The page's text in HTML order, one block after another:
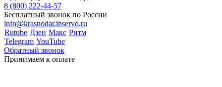
8 (800) 222-44-57
Бесплатный звонок по России
info@krasnodar.inservo.ru
Rutube Дзен Макс Ритм
Telegram YouTube
Обратный звонок
Принимаем к оплате